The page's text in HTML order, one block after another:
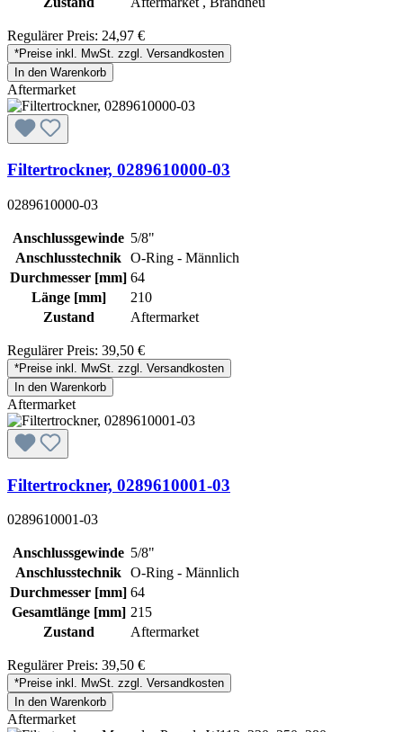
Regulärer Preis: 24,97 €
*Preise inkl. MwSt. zzgl. Versandkosten
In den Warenkorb
Aftermarket
Filtertrockner, 0289610000-03
0289610000-03
Anschlussgewinde 5/8"
Anschlusstechnik O-Ring - Männlich
Durchmesser [mm] 64
Länge [mm]
210
Zustand
Aftermarket
Regulärer Preis: 39,50 €
*Preise inkl. MwSt. zzgl. Versandkosten
In den Warenkorb
Aftermarket
Filtertrockner, 0289610001-03
0289610001-03
Anschlussgewinde 5/8"
Anschlusstechnik O-Ring - Männlich
Durchmesser [mm] 64
Gesamtlänge [mm] 215
Zustand
Aftermarket
Regulärer Preis: 39,50 €
*Preise inkl. MwSt. zzgl. Versandkosten
In den Warenkorb
Aftermarket